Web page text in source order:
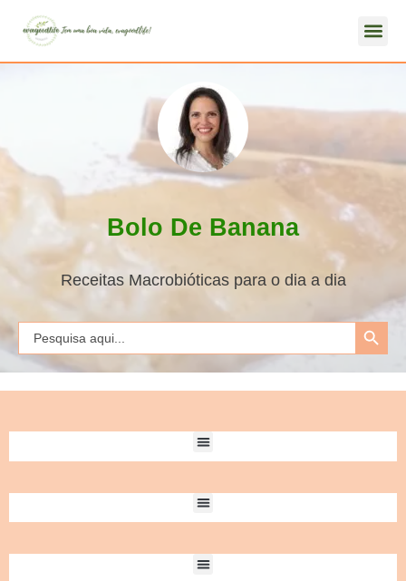
Bolo De Banana
Receitas Macrobióticas para o dia a dia
Search
for:
Search Button